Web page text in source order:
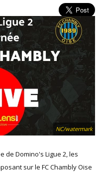
NC/watermark
de Domino's Ligue 2, les
sur le FC Chambly Oise